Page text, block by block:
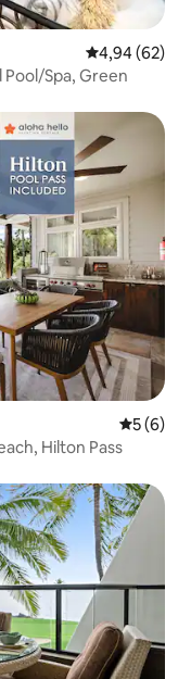
4,94 de uma
4,94 (62)
Spa, Green
5 de
5 (6)
Hilton Pass